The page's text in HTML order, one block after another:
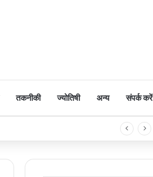
तकनीकी ज्योतिषी अन्य संपर्क करें